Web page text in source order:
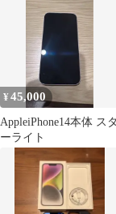
¥45,000
AppleiPhone14本体 スタ
ーライト